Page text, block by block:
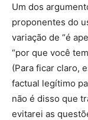
Um dos
proponentes do
variação de “é
“por que você
(Para ficar claro,
factual legítimo
não é disso que
evitarei as